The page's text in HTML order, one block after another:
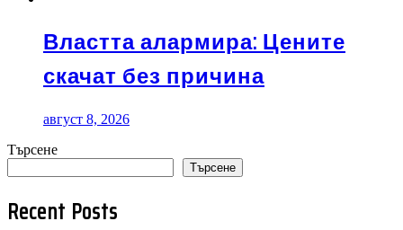
Властта алармира: Цените
скачат без причина
август 8, 2026
Търсене
Търсене
Recent Posts